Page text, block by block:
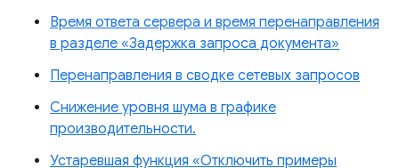
Время ответа сервера и время перенаправления
в разделе «Задержка запроса документа»
Перенаправления в сводке сетевых запросов
Снижение уровня шума в графике
производительности.
Устаревшая функция «Отключить примеры